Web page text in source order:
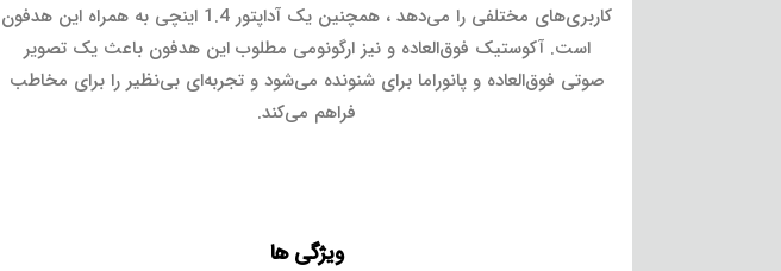
کاربری‌های مختلفی را می‌دهد ، همچنین یک آداپتور 1.4 اینچی به همراه این هدفون
است. آکوستیک فوق‌العاده و نیز ارگونومی مطلوب این هدفون باعث یک تصویر
صوتی فوق‌العاده و پانوراما برای شنونده می‌شود و تجربه‌ای بی‌نظیر را برای مخاطب
فراهم می‌کند.
ویژگی ها